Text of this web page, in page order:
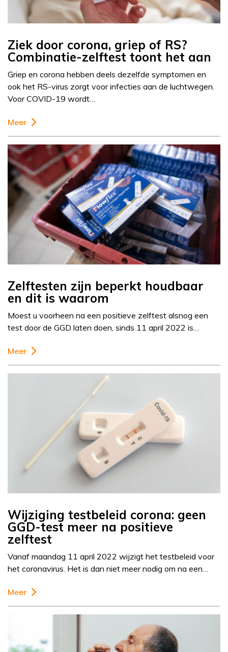
Ziek door corona, griep of RS?
Combinatie-zelftest toont het aan
Griep en corona hebben deels dezelfde symptomen en
ook het RS-virus zorgt voor infecties aan de luchtwegen.
Voor COVID-19 wordt…
Meer
Zelftesten zijn beperkt houdbaar
en dit is waarom
Moest u voorheen na een positieve zelftest alsnog een
test door de GGD laten doen, sinds 11 april 2022 is…
Meer
Wijziging testbeleid corona: geen
GGD-test meer na positieve
zelftest
Vanaf maandag 11 april 2022 wijzigt het testbeleid voor
het coronavirus. Het is dan niet meer nodig om na een…
Meer